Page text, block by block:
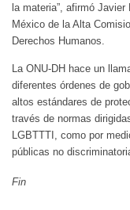
la materia”, afirmó
México de la Alta
Derechos Humanos.
La ONU-DH hace un
diferentes órdenes de
altos estándares de
través de normas
LGBTTTI, como por
públicas no
Fin